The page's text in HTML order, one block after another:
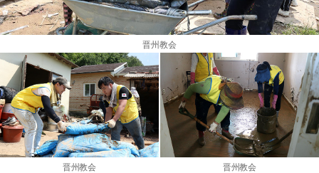
晋州教会
晋州教会 晋州教会